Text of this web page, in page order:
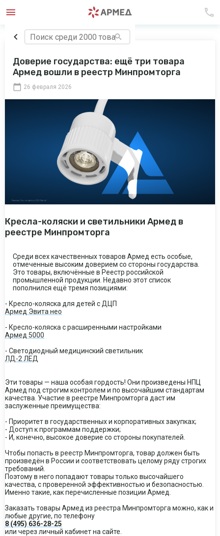
Доверие государства: ещё три товара
Армед вошли в реестр Минпромторга
26 февраля 2026
Кресла-коляски и светильники Армед в
реестре Минпромторга
Среди всех качественных товаров Армед есть особые,
отмеченные высоким доверием со стороны государства.
Это товары, включённые в Реестр российской
промышленной продукции. Недавно этот список
пополнился ещё тремя позициями:
- Кресло-коляска для детей с ДЦП
Армед Эвита нео
- Кресло-коляска с расширенными настройками
Армед 5000
- Светодиодный медицинский светильник
ЛД-2 ЛЕД
Эти товары — наша особая гордость! Они произведены НПЦ
Армед под строгим контролем и по высочайшим стандартам
качества. Участие в реестре Минпромторга даст им
заслуженные преимущества:
- Приоритет в государственных и корпоративных закупках;
- Доступ к программам поддержки;
- И, конечно, высокое доверие со стороны покупателей.
Чтобы попасть в реестр Минпромторга, товар должен быть
произведён в России и соответствовать целому ряду строгих
требований.
Поэтому в него попадают товары только высочайшего
качества, с проверенной эффективностью и безопасностью.
Именно такие, как перечисленные позиции Армед.
Заказать товары Армед из реестра Минпромторга можно, как и
любые другие, по телефону
8 (495) 636-28-25
или через личный кабинет на сайте.